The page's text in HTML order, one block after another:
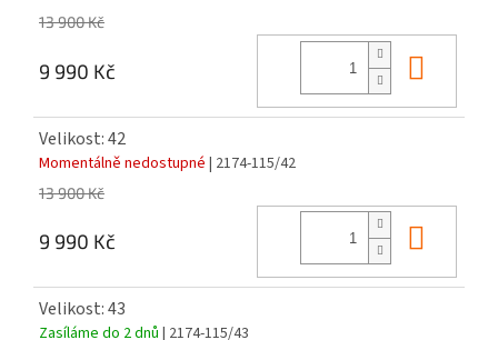
13 900 Kč
9 990 Kč
Velikost: 42
Momentálně nedostupné | 2174-115/42
13 900 Kč
9 990 Kč
Velikost: 43
Zasíláme do 2 dnů | 2174-115/43